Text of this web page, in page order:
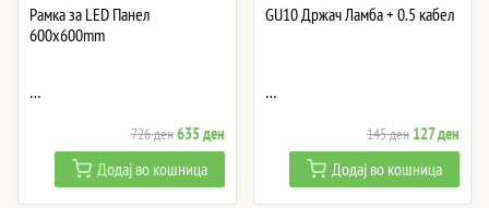
Рамка за LED Панел
600x600mm
…
726денOriginal
price
was:
726 ден.
635денCurrent
price
635 ден.
Додај во кошница
GU10 Држач Ламба + 0.5 кабел
…
145ден Original
price
was:
145 ден.
127ден
price
127
Додај во кошница